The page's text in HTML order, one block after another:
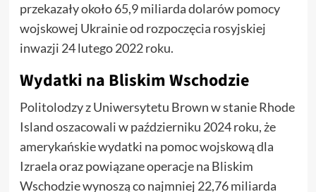
przekazały około 65,9 miliarda dolarów pomocy
wojskowej Ukrainie od rozpoczęcia rosyjskiej
inwazji 24 lutego 2022 roku.
Wydatki na Bliskim Wschodzie
Politolodzy z Uniwersytetu Brown w stanie Rhode
Island oszacowali w październiku 2024 roku, że
amerykańskie wydatki na pomoc wojskową dla
Izraela oraz powiązane operacje na Bliskim
Wschodzie wynoszą co najmniej 22,76 miliarda